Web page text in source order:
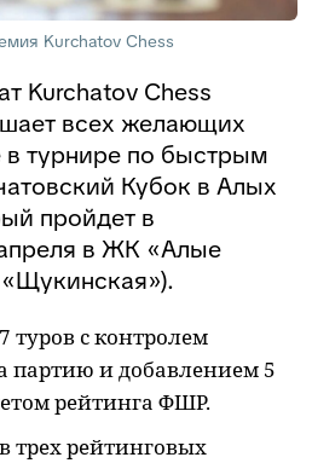
Kurchatov Chess
Kurchatov Сhess
всех желающих
в турнире по быстрым
Кубок в Алых
пройдет в
в ЖК «Алые
туров с контролем
партию и добавлением 5
рейтинга ФШР.
трех рейтинговых